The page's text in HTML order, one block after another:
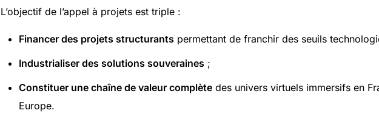
L’objectif de l’appel à projets est triple :
Financer des projets structurantspermettant de franchir des seuils
Industrialiser des solutions souveraines;
Constituer une chaîne de valeur complètedes univers virtuels immersifs en
Europe.